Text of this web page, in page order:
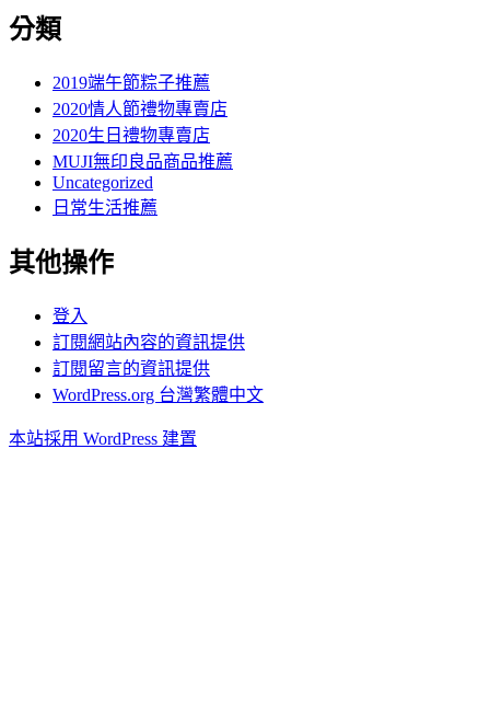
分類
2019端午節粽子推薦
2020情人節禮物專賣店
2020生日禮物專賣店
MUJI無印良品商品推薦
Uncategorized
日常生活推薦
其他操作
登入
訂閱網站內容的資訊提供
訂閱留言的資訊提供
WordPress.org 台灣繁體中文
本站採用 WordPress 建置